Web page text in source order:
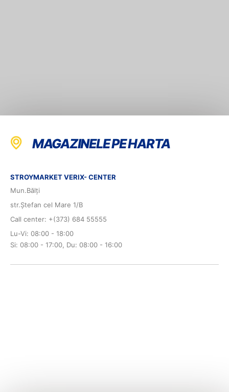
MAGAZINELE PE HARTA
STROYMARKET VERIX- CENTER
Mun.Bălți
str.Ștefan cel Mare 1/B
Call center: +(373) 684 55555
Lu-Vi: 08:00 - 18:00
Si: 08:00 - 17:00, Du: 08:00 - 16:00